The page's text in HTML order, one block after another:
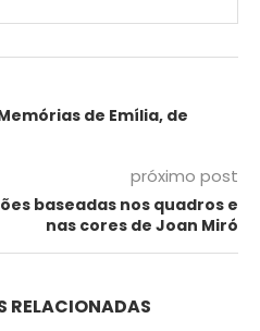
de Emília, de
próximo post
baseadas nos quadros e
nas cores de Joan Miró
RELACIONADAS